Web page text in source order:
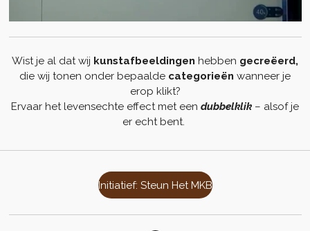
Wist je al dat wij kunstafbeeldingen hebben gecreëerd,
die wij tonen onder bepaalde categorieën wanneer je
erop klikt?
Ervaar het levensechte effect met een dubbelklik – alsof je
er echt bent.
Initiatief: Steun Het MKB